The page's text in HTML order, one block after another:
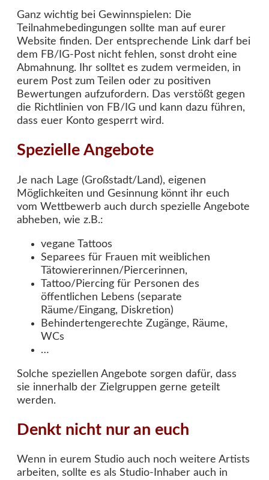
Ganz wichtig bei Gewinnspielen: Die
Teilnahmebedingungen sollte man auf eurer
Website finden. Der entsprechende Link darf bei
dem FB/IG-Post nicht fehlen, sonst droht eine
Abmahnung. Ihr solltet es zudem vermeiden, in
eurem Post zum Teilen oder zu positiven
Bewertungen aufzufordern. Das verstößt gegen
die Richtlinien von FB/IG und kann dazu führen,
dass euer Konto gesperrt wird.
Spezielle Angebote
Je nach Lage (Großstadt/Land), eigenen
Möglichkeiten und Gesinnung könnt ihr euch
vom Wettbewerb auch durch spezielle Angebote
abheben, wie z.B.:
vegane Tattoos
Separees für Frauen mit weiblichen
Tätowiererinnen/Piercerinnen,
Tattoo/Piercing für Personen des
öffentlichen Lebens (separate
Räume/Eingang, Diskretion)
Behindertengerechte Zugänge, Räume,
WCs
…
Solche speziellen Angebote sorgen dafür, dass
sie innerhalb der Zielgruppen gerne geteilt
werden.
Denkt nicht nur an euch
Wenn in eurem Studio auch noch weitere Artists
arbeiten, sollte es als Studio-Inhaber auch in